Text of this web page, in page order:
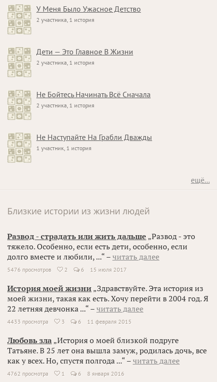
У Меня Было Ужасное Детство
2 участника, 1 история
Дети — Это Главное В Жизни
2 участника, 1 история
Не Бойтесь Начинать Всё Сначала
2 участника, 1 история
Не Наступайте На Грабли Дважды
1 участник, 1 история
ещё...
Близкие истории из жизни людей
Развод - страдать или жить дальше „Развод - это
тяжело. Особенно, если есть дети, особенно, если
долго вместе и любили, ...“ – читать далее
5476 просмотров  2 6 15 июля 2017
История моей жизни „Здравствуйте. Эта история из
моей жизни, такая как есть. Хочу перейти в 2004 год. Я
22 летняя девчонка ...“ – читать далее
4433 просмотра  3 6 11 февраля 2015
Любовь зла „История о моей близкой подруге
Татьяне. В 25 лет она вышла замуж, родилась дочь, все
как у всех. Но, спустя полгода ...“ – читать далее
4762 просмотра  1 6 8 января 2016